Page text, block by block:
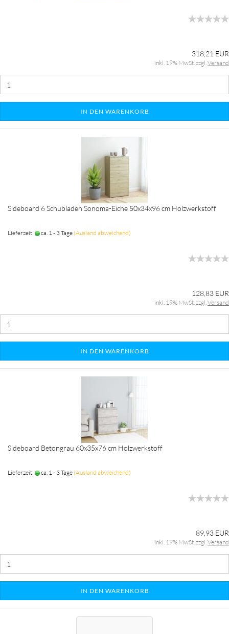
318,21 EUR
inkl. 19% MwSt. zzgl.Versand
IN DEN WARENKORB
Sideboard 6 Schubladen Sonoma-Eiche 50x34x96 cm Holzwerkstoff
Lieferzeit: ca. 1 - 3 Tage (Ausland abweichend)
128,83 EUR
inkl. 19% MwSt. zzgl.Versand
IN DEN WARENKORB
Sideboard Betongrau 60x35x76 cm Holzwerkstoff
Lieferzeit: ca. 1 - 3 Tage (Ausland abweichend)
89,93 EUR
inkl. 19% MwSt. zzgl.Versand
IN DEN WARENKORB